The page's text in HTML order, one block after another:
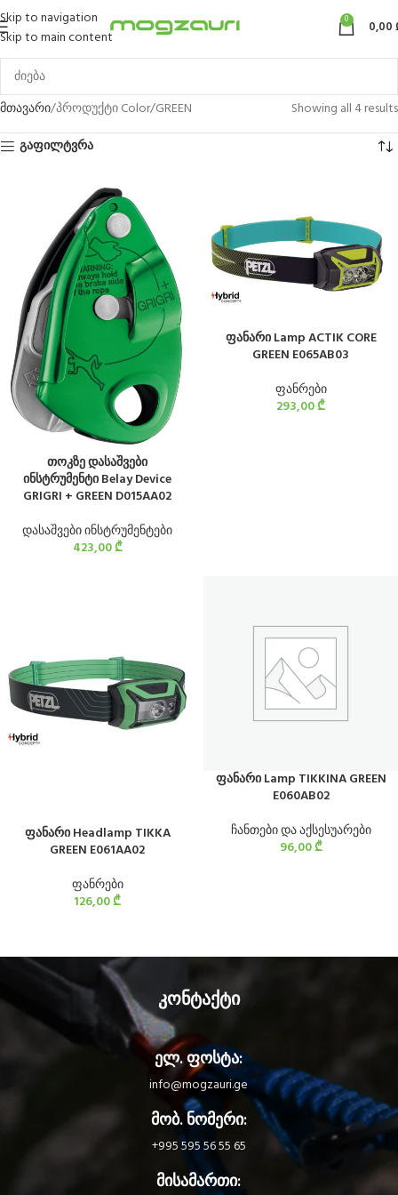
Skip to navigation
Skip to main content
0 0,00
მთავარი პროდუქტი Color GREEN
Showing all 4 results
გაფილტვრა
თოკზე დასაშვები
ინსტრუმენტი Belay Device
GRIGRI + GREEN D015AA02
დასაშვები ინსტრუმენტები
423,00₾
ფანარი Lamp ACTIK CORE
GREEN E065AB03
ფანრები
293,00₾
ფანარი Headlamp TIKKA
GREEN E061AA02
ფანრები
126,00₾
ფანარი Lamp TIKKINA GREEN
E060AB02
ჩანთები და აქსესუარები
96,00₾
კონტაქტი
ელ. ფოსტა:
info@mogzauri.ge
მობ. ნომერი:
+995 595 56 55 65
მისამართი: